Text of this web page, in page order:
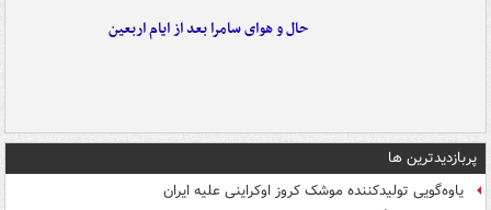
حال و هوای سامرا بعد از ایام اربعین
پربازدیدترین ها
یاوه‌گویی تولیدکننده موشک کروز اوکراینی علیه ایران